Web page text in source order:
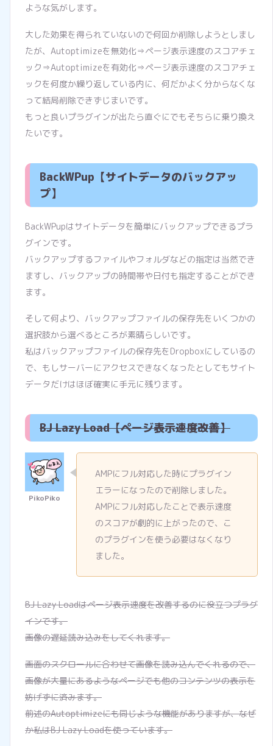
ような気がします。
大した効果を得られていないので何回か削除しようとしまし
たが、Autoptimizeを無効化⇒ページ表示速度のスコアチェ
ック⇒Autoptimizeを有効化⇒ページ表示速度のスコアチェ
ックを何度か繰り返している内に、何だかよく分からなくな
って結局削除できずじまいです。
もっと良いプラグインが出たら直ぐにでもそちらに乗り換え
たいです。
BackWPup【サイトデータのバックアッ
プ】
BackWPupはサイトデータを簡単にバックアップできるプラ
グインです。
バックアップするファイルやフォルダなどの指定は当然でき
ますし、バックアップの時間帯や日付も指定することができ
ます。
そして何より、バックアップファイルの保存先をいくつかの
選択肢から選べるところが素晴らしいです。
私はバックアップファイルの保存先をDropboxにしているの
で、もしサーバーにアクセスできなくなったとしてもサイト
データだけはほぼ確実に手元に残ります。
BJ Lazy Load【ページ表示速度改善】
AMPにフル対応した時にプラグイン
エラーになったので削除しました。
AMPにフル対応したことで表示速度
のスコアが劇的に上がったので、こ
のプラグインを使う必要はなくなり
ました。
BJ Lazy Loadはページ表示速度を改善するのに役立つプラグ
インです。
画像の遅延読み込みをしてくれます。
画面のスクロールに合わせて画像を読み込んでくれるので、
画像が大量にあるようなページでも他のコンテンツの表示を
妨げずに済みます。
前述のAutoptimizeにも同じような機能がありますが、なぜ
か私はBJ Lazy Loadを使っています。